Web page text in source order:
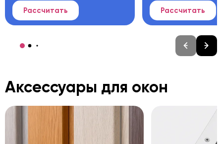
Рассчитать Рассчитать
Аксессуары для окон